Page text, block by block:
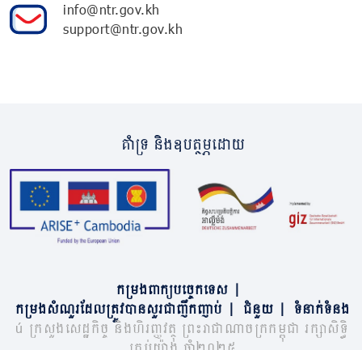
info@ntr.gov.kh
support@ntr.gov.kh
គាំទ្រ និងឧបត្ថម្ភដោយ
កម្រងពាក្យបច្ចេកទេស
|
កម្រងសំណួរដែលត្រូវបានសួរជាញឹកញាប់
| ជំនួយ |
ទំនាក់ទំនង
© ក្រសួងសេដ្ឋកិច្ច និងហិរញ្ញវត្ថុ ព្រះរាជាណាចក្រកម្ពុជា រក្សាសិទ្ធិ